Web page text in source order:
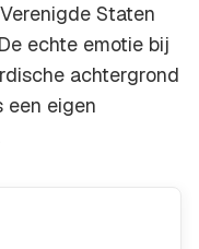
Staten
echte emotie bij
achtergrond
een eigen